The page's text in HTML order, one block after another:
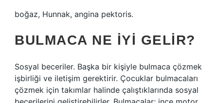
boğaz, Hunnak, angina pektoris.
BULMACA NE IYI GELIR?
Sosyal beceriler. Başka bir kişiyle bulmaca çözmek
işbirliği ve iletişim gerektirir. Çocuklar bulmacaları
çözmek için takımlar halinde çalıştıklarında sosyal